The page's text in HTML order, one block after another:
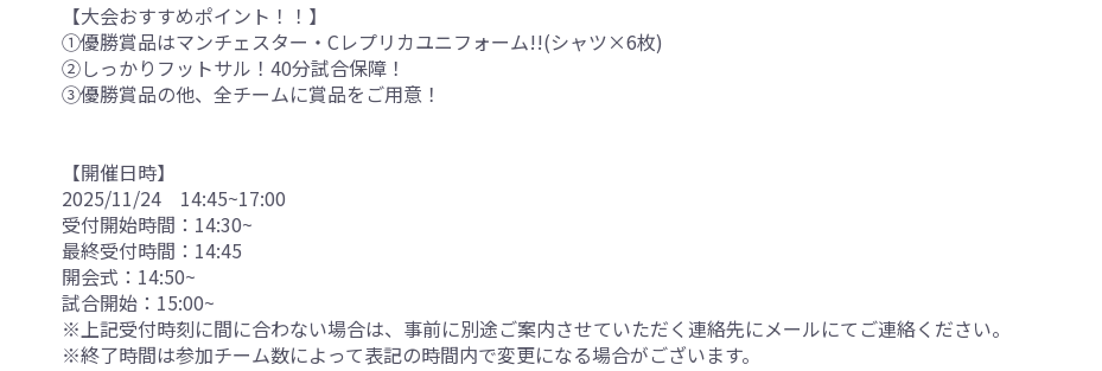
【大会おすすめポイント！！】
①優勝賞品はマンチェスター・Cレプリカユニフォーム!!(シャツ×6枚)
②しっかりフットサル！40分試合保障！
③優勝賞品の他、全チームに賞品をご用意！
【開催日時】
2025/11/24 14:45~17:00
受付開始時間：14:30~
最終受付時間：14:45
開会式：14:50~
試合開始：15:00~
※上記受付時刻に間に合わない場合は、事前に別途ご案内させていただく連絡先にメールにてご連絡ください。
※終了時間は参加チーム数によって表記の時間内で変更になる場合がございます。